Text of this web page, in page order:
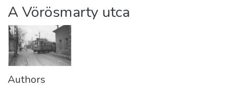
All of DSpace
Statistics
About us
A Vörösmarty utca
Authors